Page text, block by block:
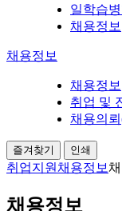
일학습
채용정보
채용정보
채용정보
취업 및
채용의
즐겨찾기 인쇄
취업지원 채용정보
채용정보